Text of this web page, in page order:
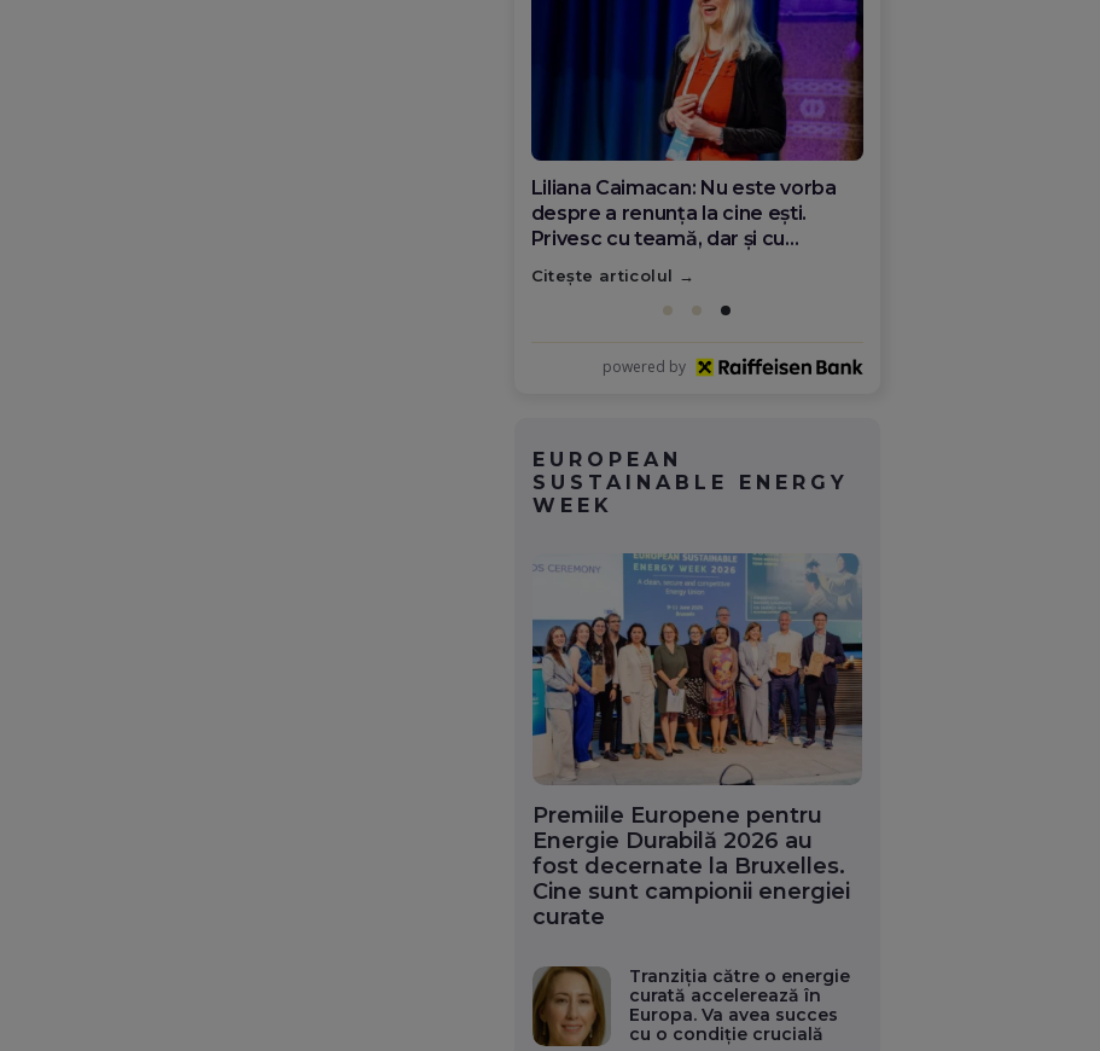
Diana Olar, românca de la Google
care demonstrează că diaspora
poate schimba România
Citește articolul
powered by
EUROPEAN
SUSTAINABLE ENERGY
WEEK
Premiile Europene pentru
Energie Durabilă 2026 au
fost decernate la Bruxelles.
Cine sunt campionii energiei
curate
Tranziția către o energie
curată accelerează în
Europa. Va avea succes
cu o condiție crucială